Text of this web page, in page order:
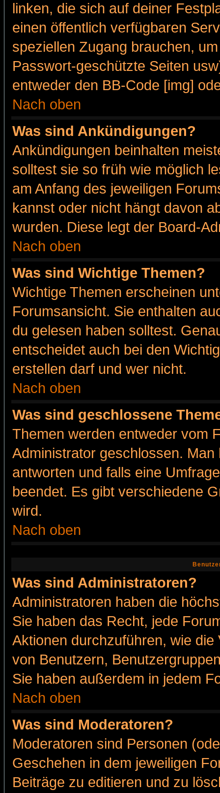
linken, die sich auf deiner
einen öffentlich verfügbaren
speziellen Zugang brauchen,
Passwort-geschützte Seiten
entweder den BB-Code [img]
Nach oben
Was sind Ankündigungen?
Ankündigungen beinhalten
solltest sie so früh wie möglich
am Anfang des jeweiligen
kannst oder nicht hängt davon
wurden. Diese legt der Board-
Nach oben
Was sind Wichtige Themen?
Wichtige Themen erscheinen
Forumsansicht. Sie enthalten
du gelesen haben solltest.
entscheidet auch bei den
erstellen darf und wer nicht.
Nach oben
Was sind geschlossene
Themen werden entweder vom
Administrator geschlossen.
antworten und falls eine
beendet. Es gibt verschiedene
wird.
Nach oben
Was sind Administratoren?
Administratoren haben die
Sie haben das Recht, jede
Aktionen durchzuführen, wie
von Benutzern,
Sie haben außerdem in jedem
Nach oben
Was sind Moderatoren?
Moderatoren sind Personen
Geschehen in dem jeweiligen
Beiträge zu editieren und zu